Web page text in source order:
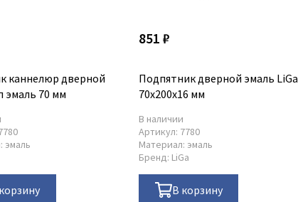
каннелюр дверной
эмаль 70 мм
эмаль
851 ₽
Подпятник дверной эмаль LiGa
70x200x16 мм
В наличии
Артикул: 7780
Материал: эмаль
Бренд: LiGa
В корзину